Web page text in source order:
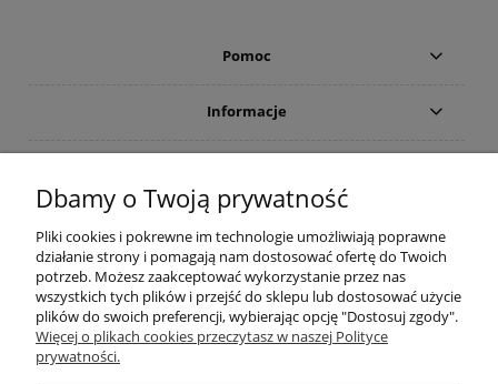
Pomoc
Informacje
PRODUCENCI
Popularne kategorie
Dbamy o Twoją prywatność
Pliki cookies i pokrewne im technologie umożliwiają poprawne
działanie strony i pomagają nam dostosować ofertę do Twoich
potrzeb. Możesz zaakceptować wykorzystanie przez nas
wszystkich tych plików i przejść do sklepu lub dostosować użycie
plików do swoich preferencji, wybierając opcję "Dostosuj zgody".
Więcej o plikach cookies przeczytasz w naszej Polityce
prywatności.